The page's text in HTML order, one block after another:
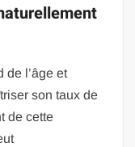
de l’âge et
son taux de
de cette